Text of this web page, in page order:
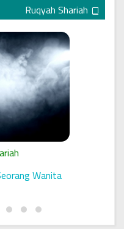
Wanita